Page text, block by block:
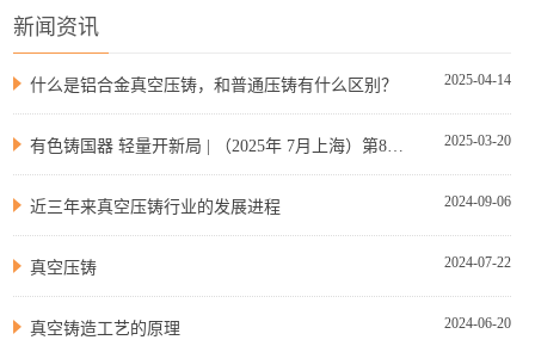
新闻资讯
2025-04-14
什么是铝合金真空压铸，和普通压铸有什么区别？
2025-03-20
有色铸国器 轻量开新局 | （2025年 7月上海）第8届有色合金及特种铸造技术国际论坛
2024-09-06
近三年来真空压铸行业的发展进程
2024-07-22
真空压铸
2024-06-20
真空铸造工艺的原理